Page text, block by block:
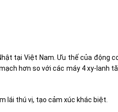
tại Việt Nam. Ưu thế của động
hơn so với các máy 4 xy-lanh
lái thú vị, tạo cảm xúc khác biệt.